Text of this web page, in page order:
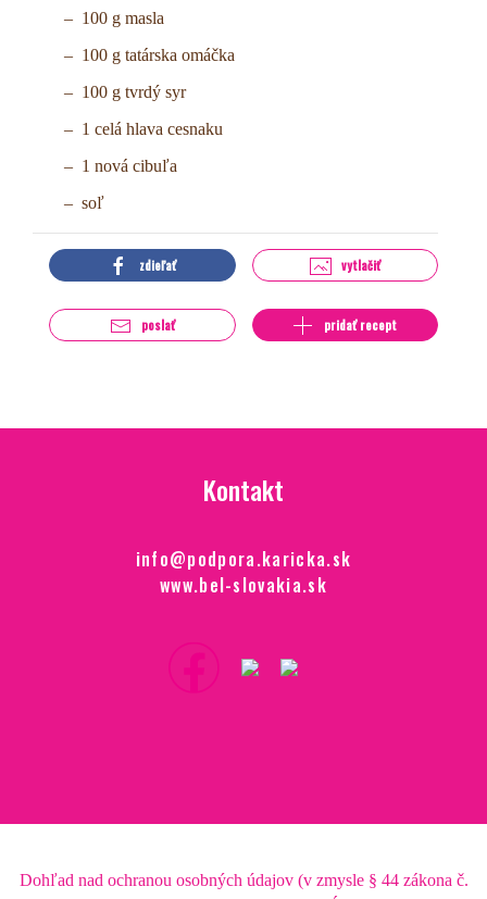
100 g masla
100 g tatárska omáčka
100 g tvrdý syr
1 celá hlava cesnaku
1 nová cibuľa
soľ
zdieľať vytlačiť
poslať pridať recept
Kontakt
info@podpora.karicka.sk
www.bel-slovakia.sk
Dohľad nad ochranou osobných údajov (v zmysle § 44 zákona č.